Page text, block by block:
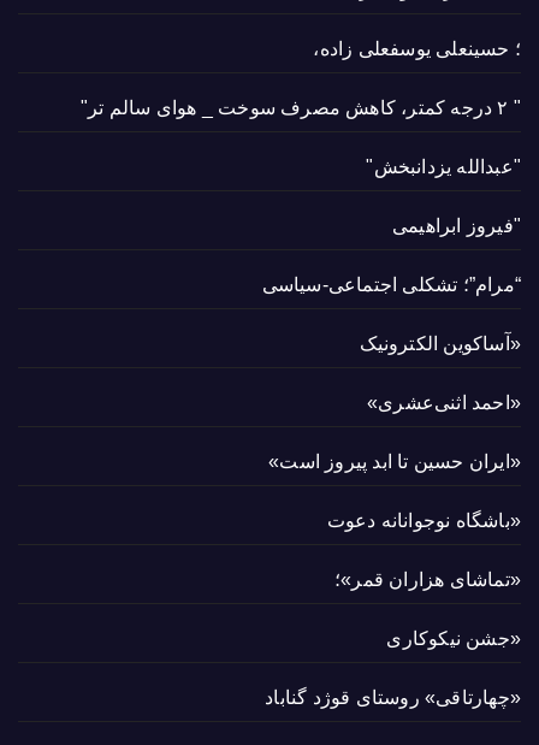
؛ حسینعلی یوسفعلی زاده،
" ۲ درجه کمتر، کاهش مصرف سوخت _ هوای سالم تر"
"عبدالله یزدانبخش"
"فیروز ابراهیمی
“مرام”؛ تشکلی اجتماعی-سیاسی
«آساکوین الکترونیک
«احمد اثنی‌عشری»
«ایران حسین تا ابد پیروز است»
«باشگاه نوجوانانه دعوت
«تماشای هزاران قمر»؛
«جشن نیکوکاری
«چهارتاقی» روستای قوژد گناباد